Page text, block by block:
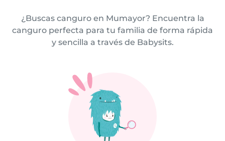
¿Buscas canguro en Mumayor? Encuentra la
canguro perfecta para tu familia de forma rápida
y sencilla a través de Babysits.